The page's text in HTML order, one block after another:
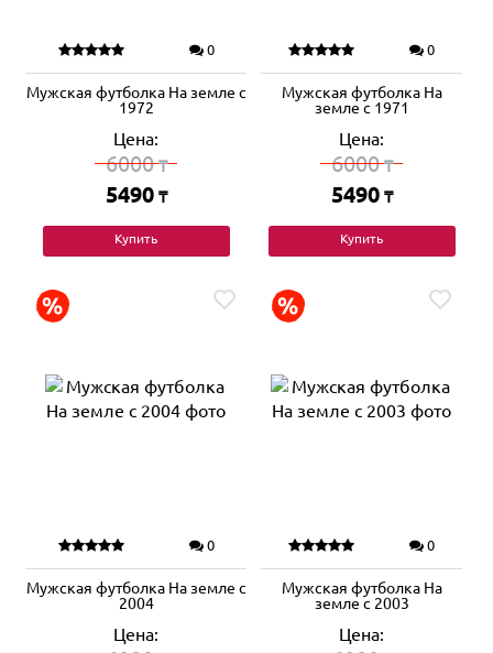
0
Мужская футболка На земле с
1972
Цена:
6000₸
5490 ₸
Купить
0
Мужская футболка На
земле с 1971
Цена:
6000₸
5490 ₸
Купить
0
Мужская футболка На земле с
2004
Цена:
0
Мужская футболка На
земле с 2003
Цена: